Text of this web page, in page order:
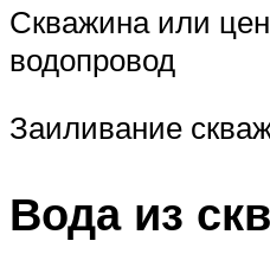
Скважина или
водопровод
Заиливание
Вода из